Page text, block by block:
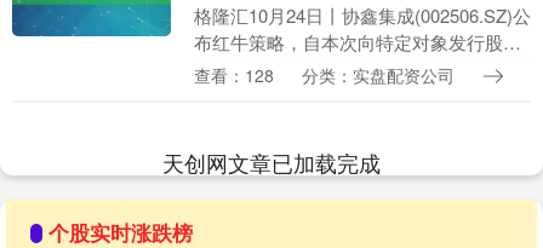
格隆汇10月24日丨协鑫集成(002506.SZ)公
布红牛策略，自本次向特定对象发行股票
方案公布以来，公司董事会、管理层与相
查看：128 分类：实盘配资公司
天创网文章已加载完成
个股实时涨跌榜